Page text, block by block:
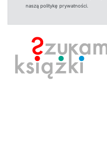
naszą politykę prywatności.